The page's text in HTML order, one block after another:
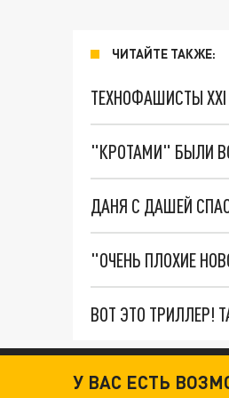
ЧИТАЙТЕ ТАКЖЕ:
ТЕХНОФАШИСТЫ
"КРОТАМИ" БЫЛИ
ДАНЯ С ДАШЕЙ
ВОТ ЭТО ТРИЛЛЕР!
Новости СМИ2
У ВАС ЕСТЬ